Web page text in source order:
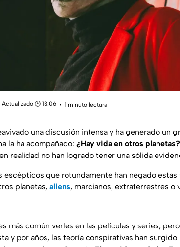
| Actualizado 🕑 13:06
1 minuto lectura
una discusión intensa y ha generado un
la ha acompañado: ¿Hay vida en otros planetas?
realidad no han logrado tener una sólida
escépticos que rotundamente han negado estas
planetas, aliens, marcianos, extraterrestres o
más común verles en las películas y series,
y por años, las teoría conspirativas han